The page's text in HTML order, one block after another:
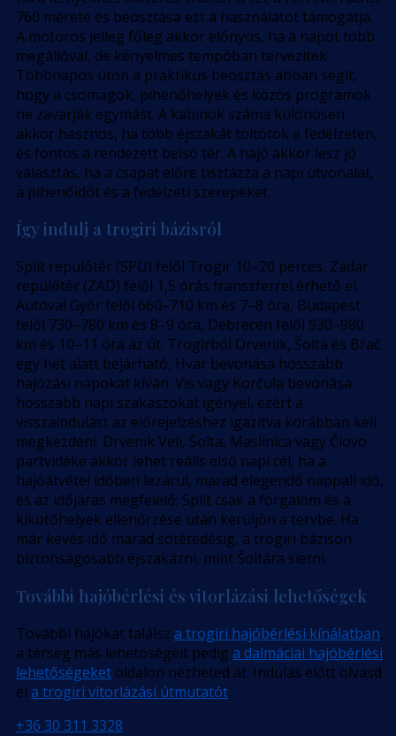
760 mérete és beosztása ezt a használatot támogatja.
A motoros jelleg főleg akkor előnyös, ha a napot több
megállóval, de kényelmes tempóban tervezitek.
Többnapos úton a praktikus beosztás abban segít,
hogy a csomagok, pihenőhelyek és közös programok
ne zavarják egymást. A kabinok száma különösen
akkor hasznos, ha több éjszakát töltötök a fedélzeten,
és fontos a rendezett belső tér. A hajó akkor lesz jó
választás, ha a csapat előre tisztázza a napi útvonalat,
a pihenőidőt és a fedélzeti szerepeket.
Így indulj a trogiri bázisról
Split repülőtér (SPU) felől Trogir 10–20 perces, Zadar
repülőtér (ZAD) felől 1,5 órás transzferrel érhető el.
Autóval Győr felől 660–710 km és 7–8 óra, Budapest
felől 730–780 km és 8–9 óra, Debrecen felől 930–980
km és 10–11 óra az út. Trogirból Drvenik, Šolta és Brač
egy hét alatt bejárható, Hvar bevonása hosszabb
hajózási napokat kíván. Vis vagy Korčula bevonása
hosszabb napi szakaszokat igényel, ezért a
visszaindulást az előrejelzéshez igazítva korábban kell
megkezdeni. Drvenik Veli, Šolta, Maslinica vagy Čiovo
partvidéke akkor lehet reális első napi cél, ha a
hajóátvétel időben lezárul, marad elegendő nappali idő,
és az időjárás megfelelő; Split csak a forgalom és a
kikötőhelyek ellenőrzése után kerüljön a tervbe. Ha
már kevés idő marad sötétedésig, a trogiri bázison
biztonságosabb éjszakázni, mint Šoltára sietni.
További hajóbérlési és vitorlázási lehetőségek
További hajókat találsz a trogiri hajóbérlési kínálatban,
a térség más lehetőségeit pedig a dalmáciai hajóbérlési
lehetőségeket oldalon nézheted át. Indulás előtt olvasd
el a trogiri vitorlázási útmutatót.
+36 30 311 3328